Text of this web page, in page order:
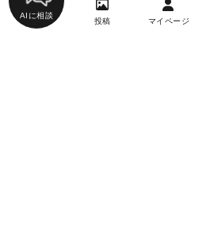
AIに相談
投稿 マイページ